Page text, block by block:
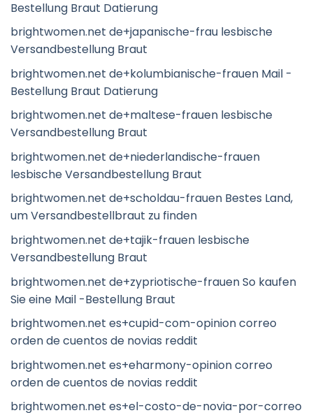
Bestellung Braut Datierung
brightwomen.net de+japanische-frau lesbische
Versandbestellung Braut
brightwomen.net de+kolumbianische-frauen Mail -
Bestellung Braut Datierung
brightwomen.net de+maltese-frauen lesbische
Versandbestellung Braut
brightwomen.net de+niederlandische-frauen
lesbische Versandbestellung Braut
brightwomen.net de+scholdau-frauen Bestes Land,
um Versandbestellbraut zu finden
brightwomen.net de+tajik-frauen lesbische
Versandbestellung Braut
brightwomen.net de+zypriotische-frauen So kaufen
Sie eine Mail -Bestellung Braut
brightwomen.net es+cupid-com-opinion correo
orden de cuentos de novias reddit
brightwomen.net es+eharmony-opinion correo
orden de cuentos de novias reddit
brightwomen.net es+el-costo-de-novia-por-correo